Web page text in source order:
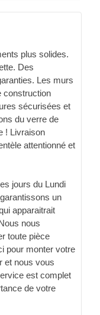
plus solides.
Des
Les murs
construction
sécurisées et
du verre de
! Livraison
attentionné et
jours du Lundi
un
apparaitrait
nous
toute pièce
pour monter votre
et nous vous
est complet
de votre